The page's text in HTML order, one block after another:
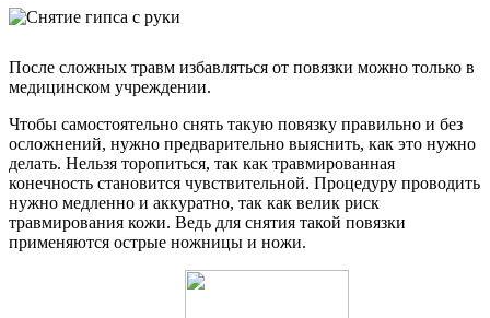
После сложных травм избавляться от повязки можно только в
медицинском учреждении.
Чтобы самостоятельно снять такую повязку правильно и без
осложнений, нужно предварительно выяснить, как это нужно
делать. Нельзя торопиться, так как травмированная
конечность становится чувствительной. Процедуру проводить
нужно медленно и аккуратно, так как велик риск
травмирования кожи. Ведь для снятия такой повязки
применяются острые ножницы и ножи.